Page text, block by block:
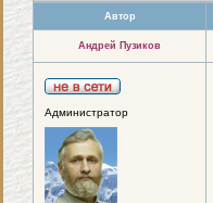
Автор
Андрей Пузиков
Администратор